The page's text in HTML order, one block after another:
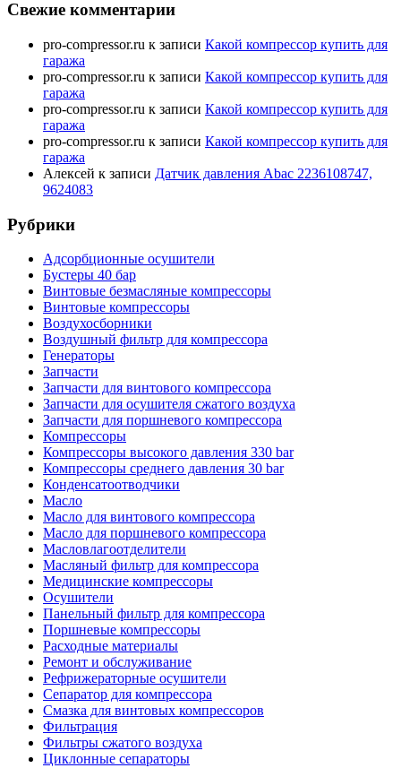
Свежие комментарии
pro-compressor.ru к записи Какой компрессор купить для
гаража
pro-compressor.ru к записи Какой компрессор купить для
гаража
pro-compressor.ru к записи Какой компрессор купить для
гаража
pro-compressor.ru к записи Какой компрессор купить для
гаража
Алексей к записи Датчик давления Abac 2236108747,
9624083
Рубрики
Адсорбционные осушители
Бустеры 40 бар
Винтовые безмасляные компрессоры
Винтовые компрессоры
Воздухосборники
Воздушный фильтр для компрессора
Генераторы
Запчасти
Запчасти для винтового компрессора
Запчасти для осушителя сжатого воздуха
Запчасти для поршневого компрессора
Компрессоры
Компрессоры высокого давления 330 bar
Компрессоры среднего давления 30 bar
Конденсатоотводчики
Масло
Масло для винтового компрессора
Масло для поршневого компрессора
Масловлагоотделители
Масляный фильтр для компрессора
Медицинские компрессоры
Осушители
Панельный фильтр для компрессора
Поршневые компрессоры
Расходные материалы
Ремонт и обслуживание
Рефрижераторные осушители
Сепаратор для компрессора
Смазка для винтовых компрессоров
Фильтрация
Фильтры сжатого воздуха
Циклонные сепараторы